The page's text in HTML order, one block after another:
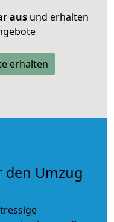
ausund erhalten
erhalten
den Umzug